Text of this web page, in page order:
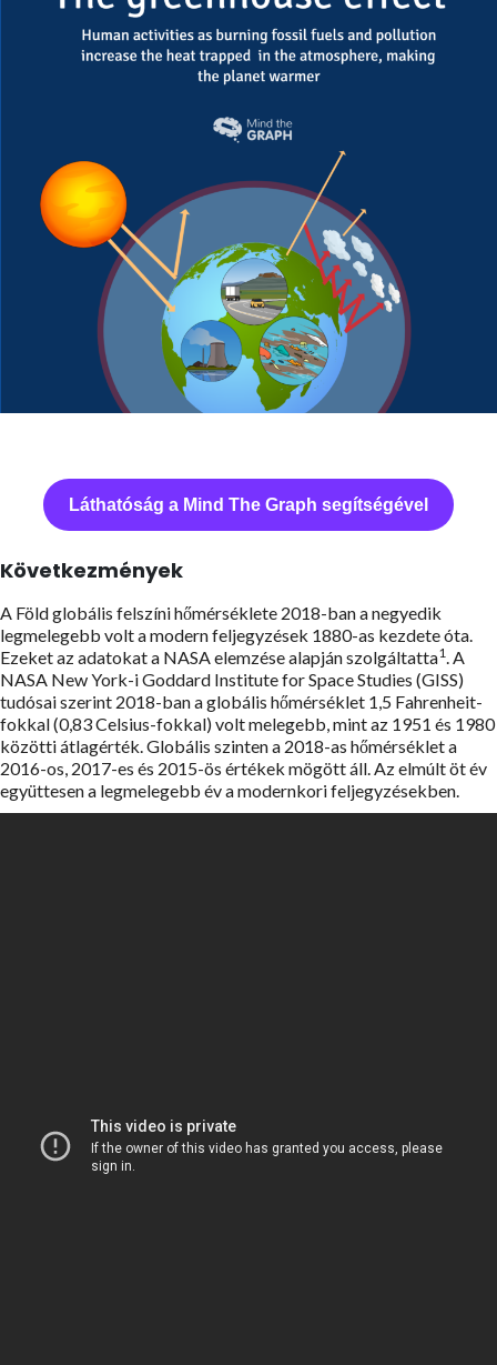
Láthatóság a Mind The Graph segítségével
Következmények
A Föld globális felszíni hőmérséklete 2018-ban a negyedik
legmelegebb volt a modern feljegyzések 1880-as kezdete óta.
Ezeket az adatokat a NASA elemzése alapján szolgáltatta1 . A
NASA New York-i Goddard Institute for Space Studies (GISS)
tudósai szerint 2018-ban a globális hőmérséklet 1,5 Fahrenheit-
fokkal (0,83 Celsius-fokkal) volt melegebb, mint az 1951 és 1980
közötti átlagérték. Globális szinten a 2018-as hőmérséklet a
2016-os, 2017-es és 2015-ös értékek mögött áll. Az elmúlt öt év
együttesen a legmelegebb év a modernkori feljegyzésekben.